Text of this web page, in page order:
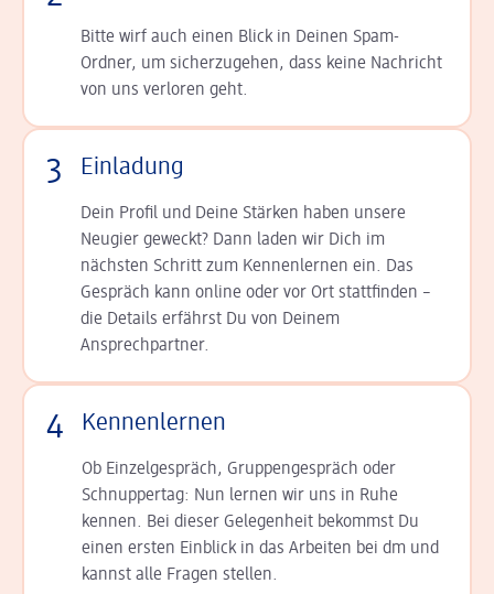
Bitte wirf auch einen Blick in Deinen Spam-
Ordner, um sicherzugehen, dass keine Nachricht
von uns verloren geht.
3 Einladung
Dein Profil und Deine Stär­ken haben unsere
Neugier geweckt? Dann laden wir Dich im
nächsten Schritt zum Kennen­lernen ein. Das
Gespräch kann online oder vor Ort statt­finden –
die Details er­fährst Du von Deinem
Ansprechpartner.
4 Kennenlernen
Ob Einzelgespräch, Grup­pen­gespräch oder
Schnup­per­tag: Nun lernen wir uns in Ruhe
kennen. Bei dieser Gelegenheit bekommst Du
einen ersten Einblick in das Arbeiten bei dm und
kannst alle Fragen stellen.